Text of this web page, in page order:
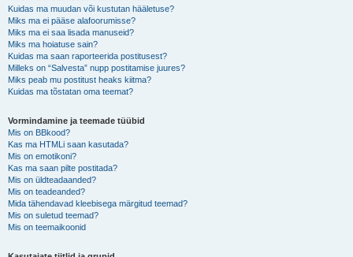
Kuidas ma muudan või kustutan hääletuse?
Miks ma ei pääse alafoorumisse?
Miks ma ei saa lisada manuseid?
Miks ma hoiatuse sain?
Kuidas ma saan raporteerida postitusest?
Milleks on “Salvesta” nupp postitamise juures?
Miks peab mu postitust heaks kiitma?
Kuidas ma tõstatan oma teemat?
Vormindamine ja teemade tüübid
Mis on BBkood?
Kas ma HTMLi saan kasutada?
Mis on emotikoni?
Kas ma saan pilte postitada?
Mis on üldteadaanded?
Mis on teadeanded?
Mida tähendavad kleebisega märgitud teemad?
Mis on suletud teemad?
Mis on teemaikoonid